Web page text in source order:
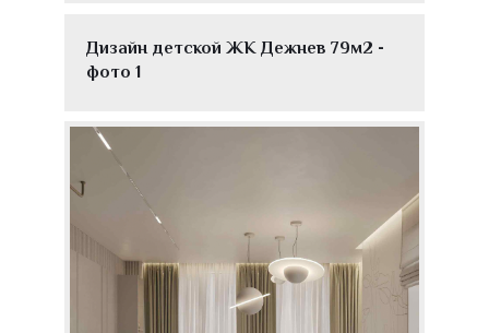
Дизайн детской ЖК Дежнев 79м2 -
фото 1